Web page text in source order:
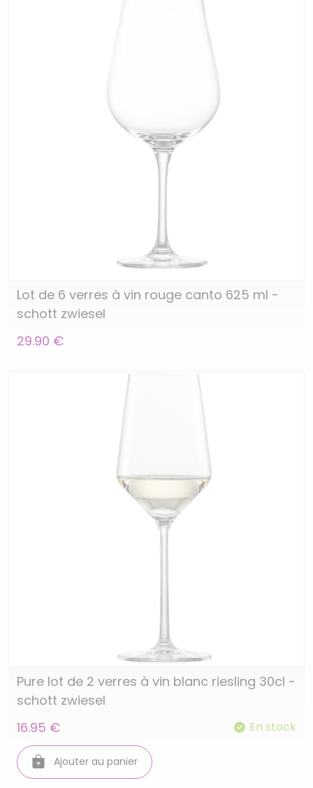
Lot de 6 verres à vin rouge canto 625 ml -
schott zwiesel
29.90 €
Pure lot de 2 verres à vin blanc riesling 30cl -
schott zwiesel
16.95 €
En stock
Ajouter au panier